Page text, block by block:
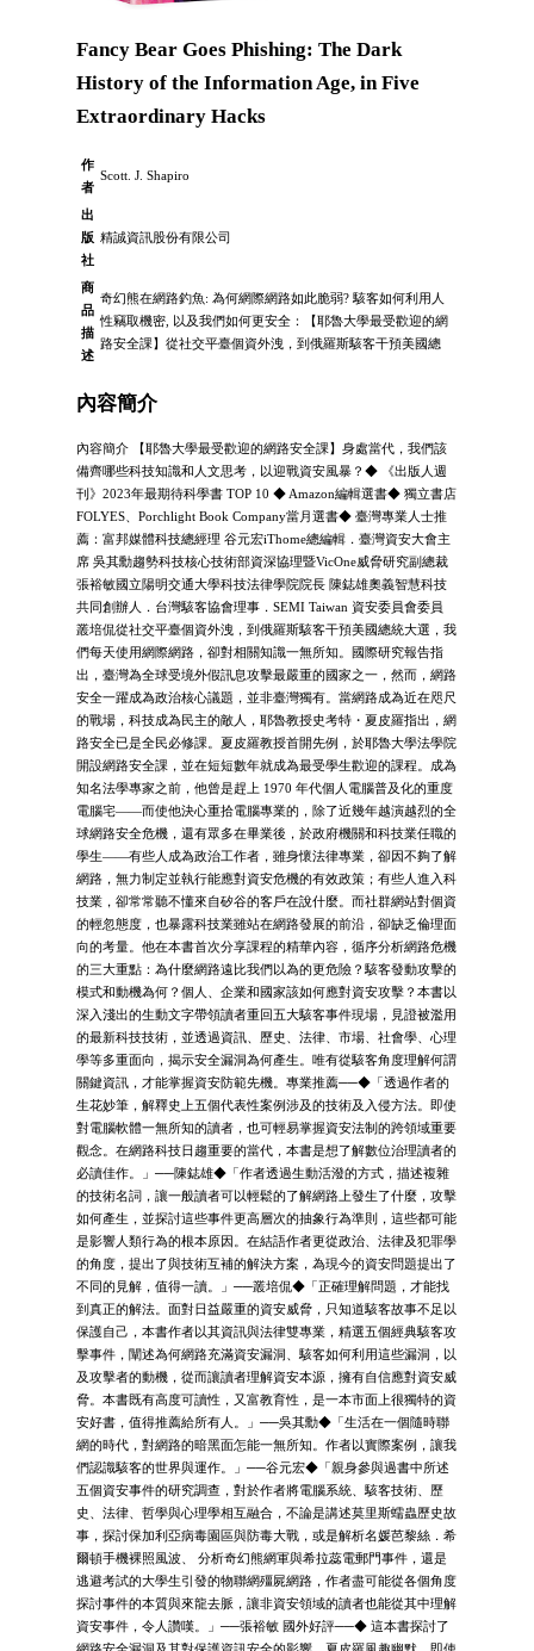
Fancy Bear Goes Phishing: The Dark
History of the Information Age, in Five
Extraordinary Hacks
作
者
Scott. J. Shapiro
出
版
社
精誠資訊股份有限公司
商
品
描
述
奇幻熊在網路釣魚: 為何網際網路如此脆弱? 駭客如何利用人
性竊取機密, 以及我們如何更安全：【耶魯大學最受歡迎的網
路安全課】從社交平臺個資外洩，到俄羅斯駭客干預美國總
內容簡介
內容簡介 【耶魯大學最受歡迎的網路安全課】身處當代，我們該
備齊哪些科技知識和人文思考，以迎戰資安風暴？◆ 《出版人週
刊》2023年最期待科學書 TOP 10 ◆ Amazon編輯選書◆ 獨立書店
FOLYES、Porchlight Book Company當月選書◆ 臺灣專業人士推
薦：富邦媒體科技總經理 谷元宏iThome總編輯．臺灣資安大會主
席 吳其勳趨勢科技核心技術部資深協理暨VicOne威脅研究副總裁
張裕敏國立陽明交通大學科技法律學院院長 陳鋕雄奧義智慧科技
共同創辦人．台灣駭客協會理事．SEMI Taiwan 資安委員會委員
叢培侃從社交平臺個資外洩，到俄羅斯駭客干預美國總統大選，我
們每天使用網際網路，卻對相關知識一無所知。國際研究報告指
出，臺灣為全球受境外假訊息攻擊最嚴重的國家之一，然而，網路
安全一躍成為政治核心議題，並非臺灣獨有。當網路成為近在咫尺
的戰場，科技成為民主的敵人，耶魯教授史考特・夏皮羅指出，網
路安全已是全民必修課。夏皮羅教授首開先例，於耶魯大學法學院
開設網路安全課，並在短短數年就成為最受學生歡迎的課程。成為
知名法學專家之前，他曾是趕上 1970 年代個人電腦普及化的重度
電腦宅——而使他決心重拾電腦專業的，除了近幾年越演越烈的全
球網路安全危機，還有眾多在畢業後，於政府機關和科技業任職的
學生——有些人成為政治工作者，雖身懷法律專業，卻因不夠了解
網路，無力制定並執行能應對資安危機的有效政策；有些人進入科
技業，卻常常聽不懂來自矽谷的客戶在說什麼。而社群網站對個資
的輕忽態度，也暴露科技業雖站在網路發展的前沿，卻缺乏倫理面
向的考量。他在本書首次分享課程的精華內容，循序分析網路危機
的三大重點：為什麼網路遠比我們以為的更危險？駭客發動攻擊的
模式和動機為何？個人、企業和國家該如何應對資安攻擊？本書以
深入淺出的生動文字帶領讀者重回五大駭客事件現場，見證被濫用
的最新科技技術，並透過資訊、歷史、法律、市場、社會學、心理
學等多重面向，揭示安全漏洞為何產生。唯有從駭客角度理解何謂
關鍵資訊，才能掌握資安防範先機。專業推薦──◆「透過作者的
生花妙筆，解釋史上五個代表性案例涉及的技術及入侵方法。即使
對電腦軟體一無所知的讀者，也可輕易掌握資安法制的跨領域重要
觀念。在網路科技日趨重要的當代，本書是想了解數位治理讀者的
必讀佳作。」──陳鋕雄◆「作者透過生動活潑的方式，描述複雜
的技術名詞，讓一般讀者可以輕鬆的了解網路上發生了什麼，攻擊
如何產生，並探討這些事件更高層次的抽象行為準則，這些都可能
是影響人類行為的根本原因。在結語作者更從政治、法律及犯罪學
的角度，提出了與技術互補的解決方案，為現今的資安問題提出了
不同的見解，值得一讀。」──叢培侃◆「正確理解問題，才能找
到真正的解法。面對日益嚴重的資安威脅，只知道駭客故事不足以
保護自己，本書作者以其資訊與法律雙專業，精選五個經典駭客攻
擊事件，闡述為何網路充滿資安漏洞、駭客如何利用這些漏洞，以
及攻擊者的動機，從而讓讀者理解資安本源，擁有自信應對資安威
脅。本書既有高度可讀性，又富教育性，是一本市面上很獨特的資
安好書，值得推薦給所有人。」──吳其勳◆「生活在一個隨時聯
網的時代，對網路的暗黑面怎能一無所知。作者以實際案例，讓我
們認識駭客的世界與運作。」──谷元宏◆「親身參與過書中所述
五個資安事件的研究調查，對於作者將電腦系統、駭客技術、歷
史、法律、哲學與心理學相互融合，不論是講述莫里斯蠕蟲歷史故
事，探討保加利亞病毒園區與防毒大戰，或是解析名媛芭黎絲．希
爾頓手機裸照風波、 分析奇幻熊網軍與希拉蕊電郵門事件，還是
逃避考試的大學生引發的物聯網殭屍網路，作者盡可能從各個角度
探討事件的本質與來龍去脈，讓非資安領域的讀者也能從其中理解
資安事件，令人讚嘆。」──張裕敏 國外好評──◆ 這本書探討了